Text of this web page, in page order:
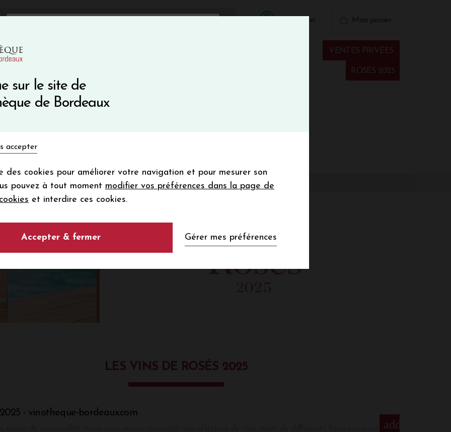
sur le site de
de Bordeaux
accepter
des cookies pour améliorer votre navigation et pour mesurer son
pouvez à tout moment modifier vos préférences dans la page de
et interdire ces cookies.
Accepter & fermer Gérer mes préférences
ROSÉS 2025
VENTES PRIVÉES
LES VINS DE ROSÉS 2025
2025 - vinotheque-bordeaux.com
add
En m’abonnant, j’accepte de recevoir la newsletter de la
Vinothèque de Bordeaux.